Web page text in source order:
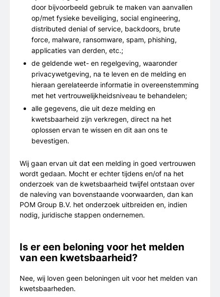
door bijvoorbeeld gebruik te maken van aanvallen
op/met fysieke beveiliging, social engineering,
distributed denial of service, backdoors, brute
force, malware, ransomware, spam, phishing,
applicaties van derden, etc.;
de geldende wet- en regelgeving, waaronder
privacywetgeving, na te leven en de melding en
hieraan gerelateerde informatie in overeenstemming
met het vertrouwelijkheidsniveau te behandelen;
alle gegevens, die uit deze melding en
kwetsbaarheid zijn verkregen, direct na het
oplossen ervan te wissen en dit aan ons te
bevestigen.
Wij gaan ervan uit dat een melding in goed vertrouwen
wordt gedaan. Mocht er echter tijdens en/of na het
onderzoek van de kwetsbaarheid twijfel ontstaan over
de naleving van bovenstaande voorwaarden, dan kan
POM Group B.V. het onderzoek uitbreiden en, indien
nodig, juridische stappen ondernemen.
Is er een beloning voor het melden
van een kwetsbaarheid?
Nee, wij loven geen beloningen uit voor het melden van
kwetsbaarheden.